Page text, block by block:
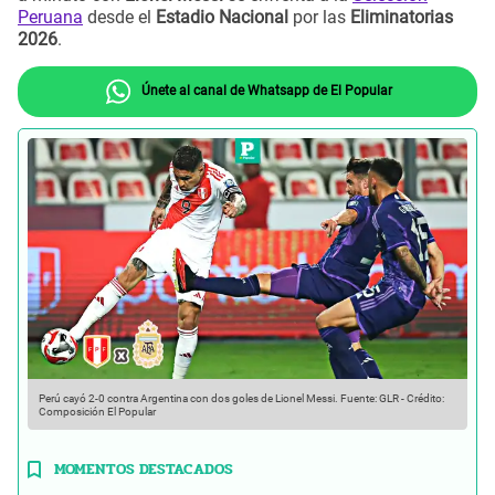
Peruana desde el Estadio Nacional por las Eliminatorias
2026.
Únete al canal de Whatsapp de El Popular
Perú cayó 2-0 contra Argentina con dos goles de Lionel Messi. Fuente: GLR-Crédito:
Composición El Popular
MOMENTOS DESTACADOS